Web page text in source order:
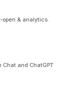
& analytics.
Chat and ChatGPT